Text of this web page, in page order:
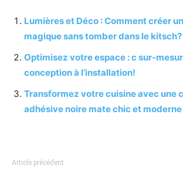
Lumières et Déco : Comment créer
magique sans tomber dans le kitsch?
Optimisez votre espace : c sur-
conception à l’installation!
Transformez votre cuisine avec une
adhésive noire mate chic et moderne
Article précédent